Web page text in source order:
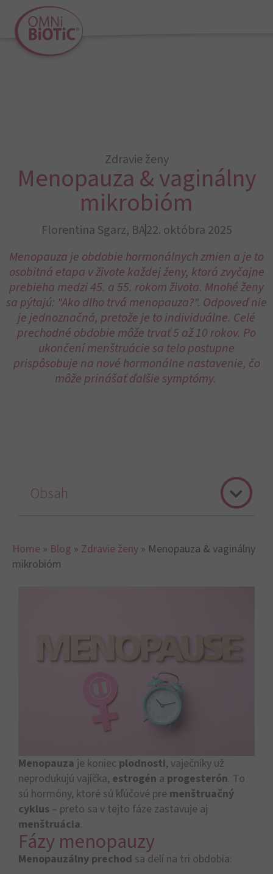
Zdravie ženy
Menopauza & vaginálny
mikrobióm
Florentina Sgarz, BA22. októbra 2025
Menopauza je obdobie hormonálnych zmien a je to
osobitná etapa v živote každej ženy, ktorá zvyčajne
prebieha medzi 45. a 55. rokom života. Mnohé ženy
sa pýtajú: "Ako dlho trvá menopauza?". Odpoveď nie
je jednoznačná, pretože je to individuálne. Celé
prechodné obdobie môže trvať 5 až 10 rokov. Po
ukončení menštruácie sa telo postupne
prispôsobuje na nové hormonálne nastavenie, čo
môže prinášať ďalšie symptómy.
Home » Blog » Zdravie ženy » Menopauza & vaginálny
mikrobióm
Menopauza je koniec plodnosti, vaječníky už
neprodukujú vajíčka, estrogén a progesterón. To
sú hormóny, ktoré sú kľúčové pre menštruačný
cyklus – preto sa v tejto fáze zastavuje aj
menštruácia.
Fázy menopauzy
Menopauzálny prechod sa delí na tri obdobia:
Obsah